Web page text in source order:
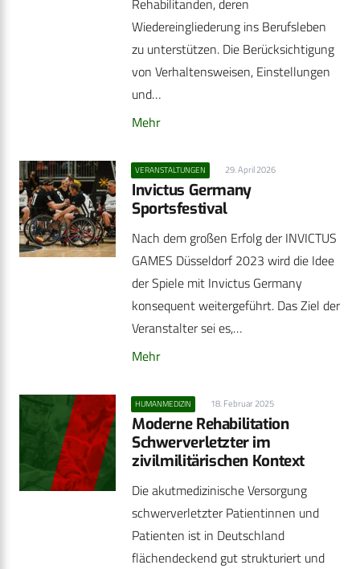
Rehabilitanden, deren
Wiedereingliederung ins Berufsleben
zu unterstützen. Die Berücksichtigung
von Verhaltensweisen, Einstellungen
und…
Mehr
VERANSTALTUNGEN 29. April 2026
Invictus Germany
Sportsfestival
Nach dem großen Erfolg der INVICTUS
GAMES Düsseldorf 2023 wird die Idee
der Spiele mit Invictus Germany
konsequent weitergeführt. Das Ziel der
Veranstalter sei es,…
Mehr
HUMANMEDIZIN 18. Februar 2025
Moderne Rehabilitation
Schwerverletzter im
zivilmilitärischen Kontext
Die akutmedizinische Versorgung
schwerverletzter Patientinnen und
Patienten ist in Deutschland
flächendeckend gut strukturiert und